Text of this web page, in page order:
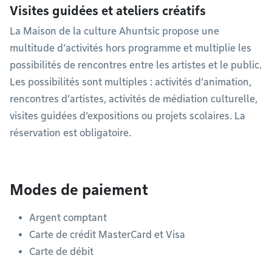
Visites guidées et ateliers créatifs
La Maison de la culture Ahuntsic propose une
multitude d’activités hors programme et multiplie les
possibilités de rencontres entre les artistes et le public.
Les possibilités sont multiples : activités d’animation,
rencontres d’artistes, activités de médiation culturelle,
visites guidées d’expositions ou projets scolaires. La
réservation est obligatoire.
Modes de paiement
Argent comptant
Carte de crédit MasterCard et Visa
Carte de débit